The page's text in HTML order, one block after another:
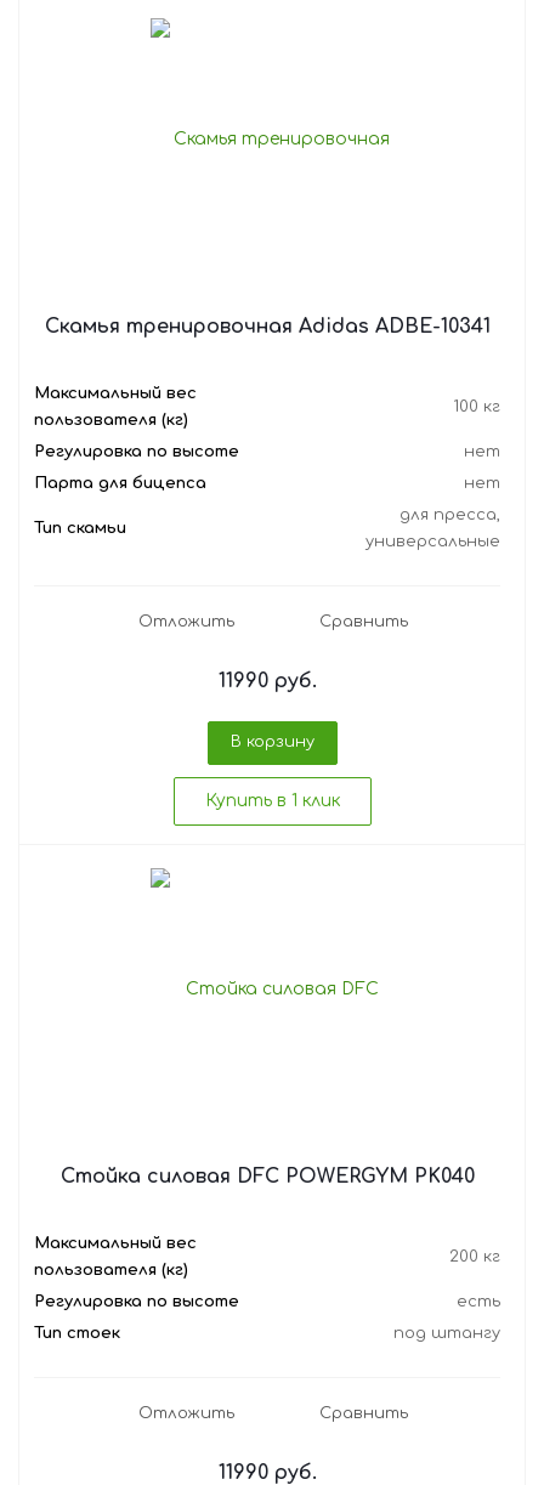
Скамья тренировочная Adidas ADBE-10341
Максимальный вес
пользователя (кг)
100 кг
Регулировка по высоте
нет
Парта для бицепса
нет
Тип скамьи
для пресса,
универсальные
Отложить Сравнить
11990 руб.
В корзину
Купить в 1 клик
Cтойка силовая DFC POWERGYM PK040
Максимальный вес
пользователя (кг)
200 кг
Регулировка по высоте
есть
Тип стоек
под штангу
Отложить Сравнить
11990 руб.